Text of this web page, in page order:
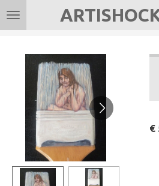
Ga
direct
hoofdinhoud
€